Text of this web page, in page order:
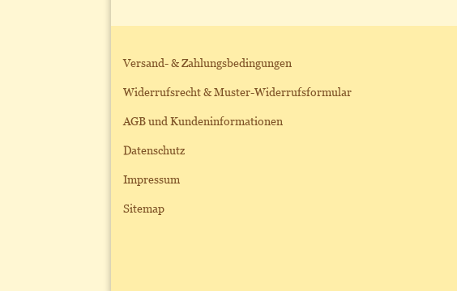
Versand- & Zahlungsbedingungen
Widerrufsrecht & Muster-Widerrufsformular
AGB und Kundeninformationen
Datenschutz
Impressum
Sitemap